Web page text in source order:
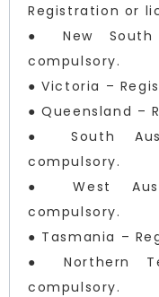
Registration or
● New South
compulsory.
● Victoria –
● Queensland –
● South
compulsory.
● West
compulsory.
● Tasmania –
● Northern
compulsory.